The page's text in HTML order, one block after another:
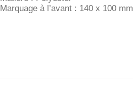
Marquage à l’avant : 140 x 100 mm